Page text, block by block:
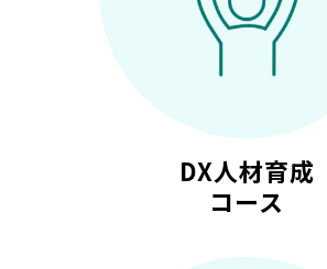
DX人材育成
コース